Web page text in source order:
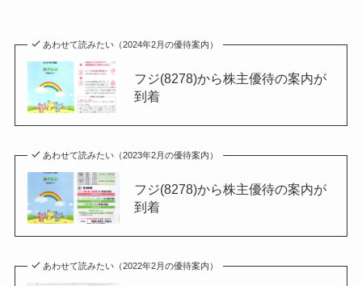
あわせて読みたい（2024年2月の優待案内）
フジ(8278)から株主優待の案内が
到着
あわせて読みたい（2023年2月の優待案内）
フジ(8278)から株主優待の案内が
到着
あわせて読みたい（2022年2月の優待案内）